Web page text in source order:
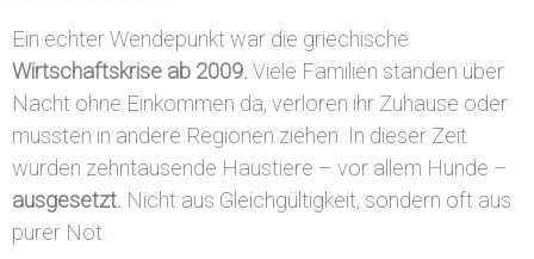
Ein echter Wendepunkt war die griechische
Wirtschaftskrise ab 2009. Viele Familien standen über
Nacht ohne Einkommen da, verloren ihr Zuhause oder
mussten in andere Regionen ziehen. In dieser Zeit
wurden zehntausende Haustiere – vor allem Hunde –
ausgesetzt. Nicht aus Gleichgültigkeit, sondern oft aus
purer Not.